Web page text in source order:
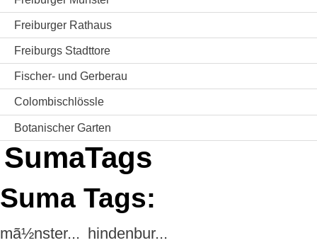
Freiburger Rathaus
Freiburgs Stadttore
Fischer- und Gerberau
Colombischlössle
Botanischer Garten
SumaTags
Suma Tags:
mã½nster... hindenbur...